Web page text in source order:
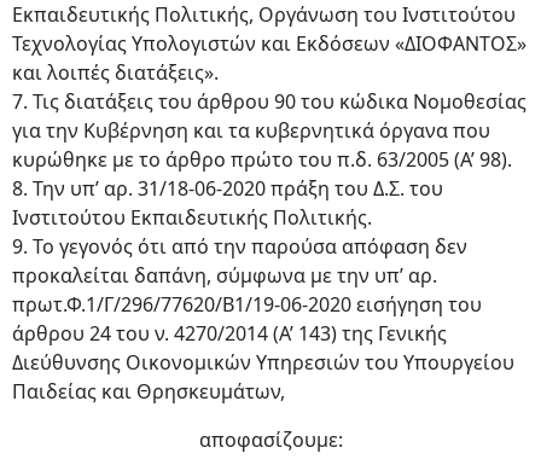
Εκπαιδευτικής Πολιτικής, Οργάνωση του Ινστιτούτου
Τεχνολογίας Υπολογιστών και Εκδόσεων «ΔΙΟΦΑΝΤΟΣ»
και λοιπές διατάξεις».
7. Τις διατάξεις του άρθρου 90 του κώδικα Νομοθεσίας
για την Κυβέρνηση και τα κυβερνητικά όργανα που
κυρώθηκε με το άρθρο πρώτο του π.δ. 63/2005 (Α’ 98).
8. Την υπ’ αρ. 31/18-06-2020 πράξη του Δ.Σ. του
Ινστιτούτου Εκπαιδευτικής Πολιτικής.
9. Το γεγονός ότι από την παρούσα απόφαση δεν
προκαλείται δαπάνη, σύμφωνα με την υπ’ αρ.
πρωτ.Φ.1/Γ/296/77620/Β1/19-06-2020 εισήγηση του
άρθρου 24 του ν. 4270/2014 (Α’ 143) της Γενικής
Διεύθυνσης Οικονομικών Υπηρεσιών του Υπουργείου
Παιδείας και Θρησκευμάτων,
αποφασίζουμε: